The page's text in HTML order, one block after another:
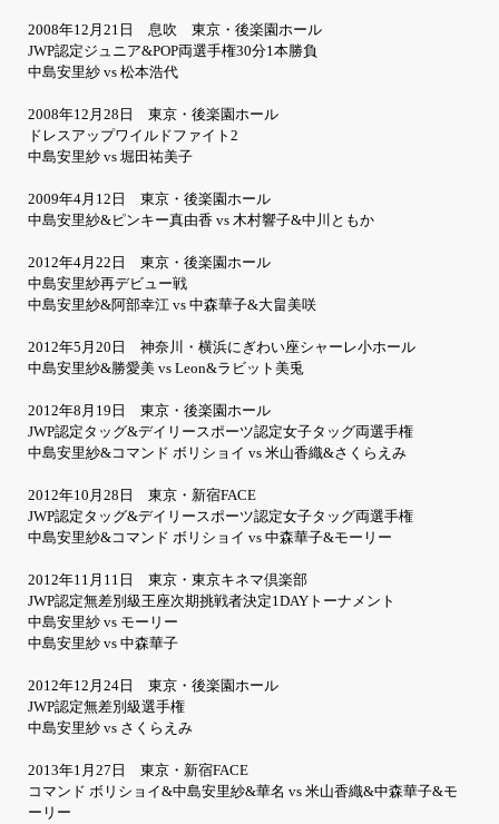
2008年12月21日 息吹 東京・後楽園ホール
JWP認定ジュニア&POP両選手権30分1本勝負
中島安里紗 vs 松本浩代
2008年12月28日 東京・後楽園ホール
ドレスアップワイルドファイト2
中島安里紗 vs 堀田祐美子
2009年4月12日 東京・後楽園ホール
中島安里紗&ピンキー真由香 vs 木村響子&中川ともか
2012年4月22日 東京・後楽園ホール
中島安里紗再デビュー戦
中島安里紗&阿部幸江 vs 中森華子&大畠美咲
2012年5月20日 神奈川・横浜にぎわい座シャーレ小ホール
中島安里紗&勝愛美 vs Leon&ラビット美兎
2012年8月19日 東京・後楽園ホール
JWP認定タッグ&デイリースポーツ認定女子タッグ両選手権
中島安里紗&コマンド ボリショイ vs 米山香織&さくらえみ
2012年10月28日 東京・新宿FACE
JWP認定タッグ&デイリースポーツ認定女子タッグ両選手権
中島安里紗&コマンド ボリショイ vs 中森華子&モーリー
2012年11月11日 東京・東京キネマ倶楽部
JWP認定無差別級王座次期挑戦者決定1DAYトーナメント
中島安里紗 vs モーリー
中島安里紗 vs 中森華子
2012年12月24日 東京・後楽園ホール
JWP認定無差別級選手権
中島安里紗 vs さくらえみ
2013年1月27日 東京・新宿FACE
コマンド ボリショイ&中島安里紗&華名 vs 米山香織&中森華子&モ
ーリー